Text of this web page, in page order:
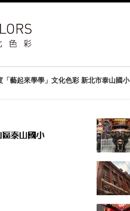
「藝起來學學」文化色彩 新北市泰山國小